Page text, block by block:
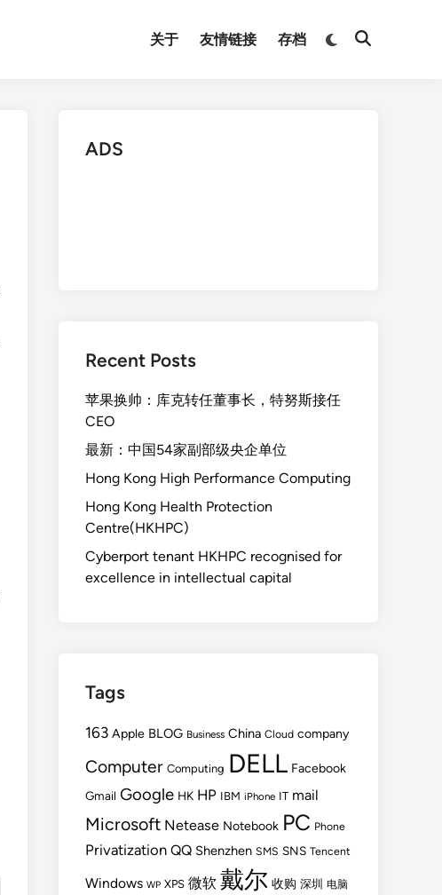
关于 友情链接 存档
Switch
Open
ADS
Recent Posts
苹果换帅：库克转任董事长，特努斯接任
CEO
最新：中国54家副部级央企单位
Hong Kong High Performance Computing
Hong Kong Health Protection
Centre(HKHPC)
Cyberport tenant HKHPC recognised for
excellence in intellectual capital
Tags
163 Apple BLOG Business China Cloud company
Computer Computing DELL Facebook
Gmail Google HK HP IBM iPhone IT mail
Microsoft Netease Notebook PC Phone
Privatization QQ Shenzhen SMS SNS Tencent
Windows WP XPS 微软 戴尔 收购 深圳 电脑